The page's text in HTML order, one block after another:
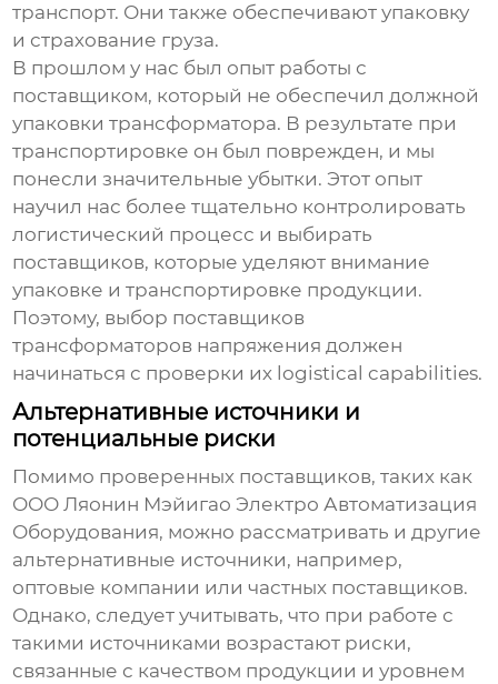
транспорт. Они также обеспечивают упаковку
и страхование груза.
В прошлом у нас был опыт работы с
поставщиком, который не обеспечил должной
упаковки трансформатора. В результате при
транспортировке он был поврежден, и мы
понесли значительные убытки. Этот опыт
научил нас более тщательно контролировать
логистический процесс и выбирать
поставщиков, которые уделяют внимание
упаковке и транспортировке продукции.
Поэтому, выбор поставщиков
трансформаторов напряжения должен
начинаться с проверки их logistical capabilities.
Альтернативные источники и
потенциальные риски
Помимо проверенных поставщиков, таких как
ООО Ляонин Мэйигао Электро Автоматизация
Оборудования, можно рассматривать и другие
альтернативные источники, например,
оптовые компании или частных поставщиков.
Однако, следует учитывать, что при работе с
такими источниками возрастают риски,
связанные с качеством продукции и уровнем